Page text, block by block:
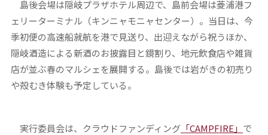
島後会場は隠岐プラザホテル周辺で、島前会場は菱浦港フ
ェリーターミナル（キンニャモニャセンター）。当日は、今
季初便の高速船就航を港で見送り、出迎えながら祝うほか、
隠岐酒造による新酒のお披露目と鏡割り、地元飲食店や雑貨
店が並ぶ春のマルシェを展開する。島後では岩がきの初売り
や殻むき体験も予定している。
実行委員会は、クラウドファンディング「CAMPFIRE」 で